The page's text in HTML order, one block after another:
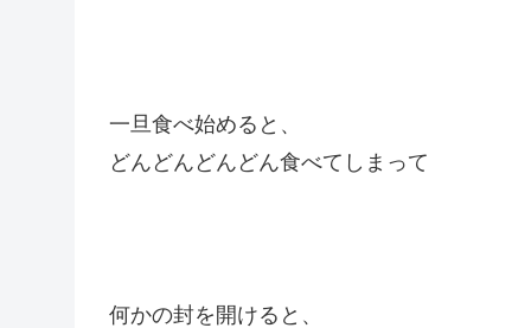
一旦食べ始めると、
どんどんどんどん食べてしまって
何かの封を開けると、